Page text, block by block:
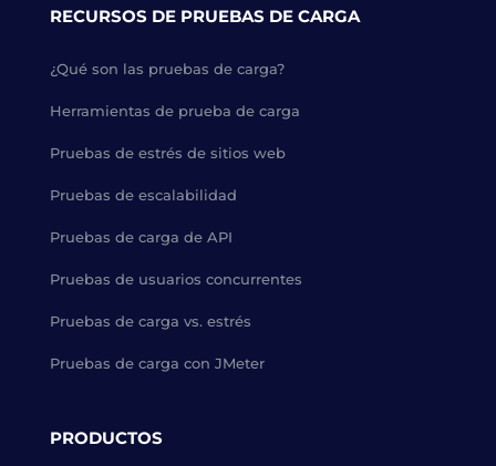
RECURSOS DE PRUEBAS DE CARGA
¿Qué son las pruebas de carga?
Herramientas de prueba de carga
Pruebas de estrés de sitios web
Pruebas de escalabilidad
Pruebas de carga de API
Pruebas de usuarios concurrentes
Pruebas de carga vs. estrés
Pruebas de carga con JMeter
PRODUCTOS